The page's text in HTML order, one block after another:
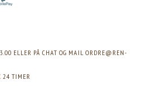
ELLER PÅ CHAT OG MAIL ORDRE@REN-
24 TIMER